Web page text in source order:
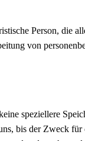
Person, die
von
speziellere
bis der Zweck